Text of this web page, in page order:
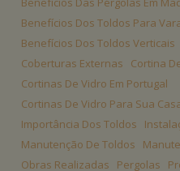
Benefícios Dos Toldos Para
Benefícios Dos Toldos Verticais
Coberturas Externas
Cortina
Cortinas De Vidro Em Portugal
Cortinas De Vidro Para Sua
Importância Dos Toldos
Manutenção De Toldos
Obras Realizadas
Pergolas